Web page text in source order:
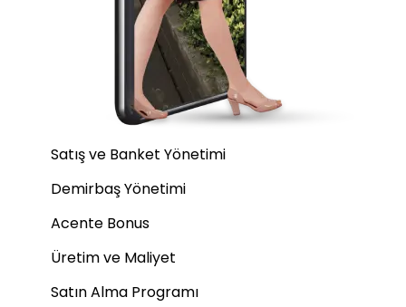
Satış ve Banket Yönetimi
Demirbaş Yönetimi
Acente Bonus
Üretim ve Maliyet
Satın Alma Programı